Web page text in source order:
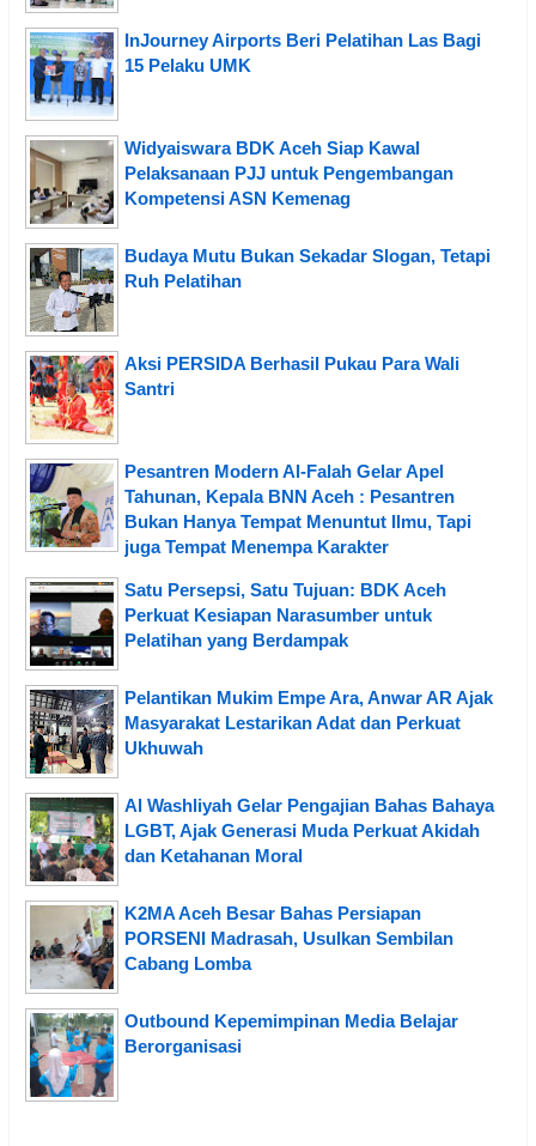
InJourney Airports Beri Pelatihan Las Bagi
15 Pelaku UMK
Widyaiswara BDK Aceh Siap Kawal
Pelaksanaan PJJ untuk Pengembangan
Kompetensi ASN Kemenag
Budaya Mutu Bukan Sekadar Slogan, Tetapi
Ruh Pelatihan
Aksi PERSIDA Berhasil Pukau Para Wali
Santri
Pesantren Modern Al-Falah Gelar Apel
Tahunan, Kepala BNN Aceh : Pesantren
Bukan Hanya Tempat Menuntut Ilmu, Tapi
juga Tempat Menempa Karakter
Satu Persepsi, Satu Tujuan: BDK Aceh
Perkuat Kesiapan Narasumber untuk
Pelatihan yang Berdampak
Pelantikan Mukim Empe Ara, Anwar AR Ajak
Masyarakat Lestarikan Adat dan Perkuat
Ukhuwah
Al Washliyah Gelar Pengajian Bahas Bahaya
LGBT, Ajak Generasi Muda Perkuat Akidah
dan Ketahanan Moral
K2MA Aceh Besar Bahas Persiapan
PORSENI Madrasah, Usulkan Sembilan
Cabang Lomba
Outbound Kepemimpinan Media Belajar
Berorganisasi